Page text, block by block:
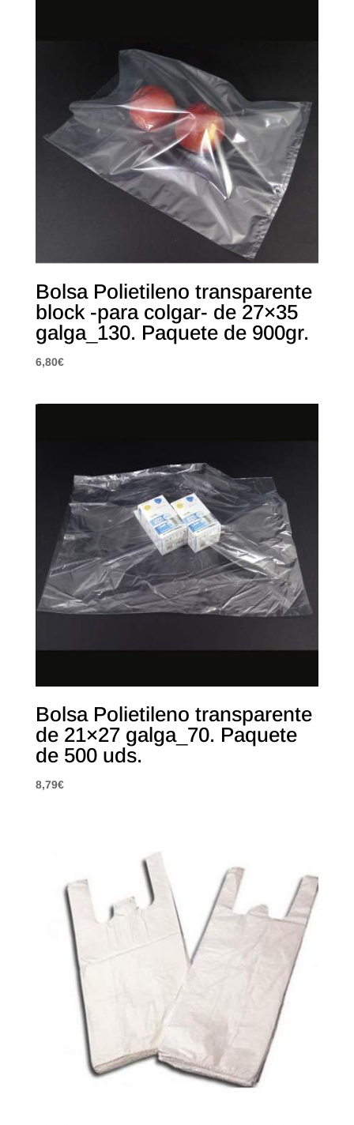
Bolsa Polietileno transparente
block -para colgar- de 27×35
galga_130. Paquete de 900gr.
6,80€
Bolsa Polietileno transparente
de 21×27 galga_70. Paquete
de 500 uds.
8,79€